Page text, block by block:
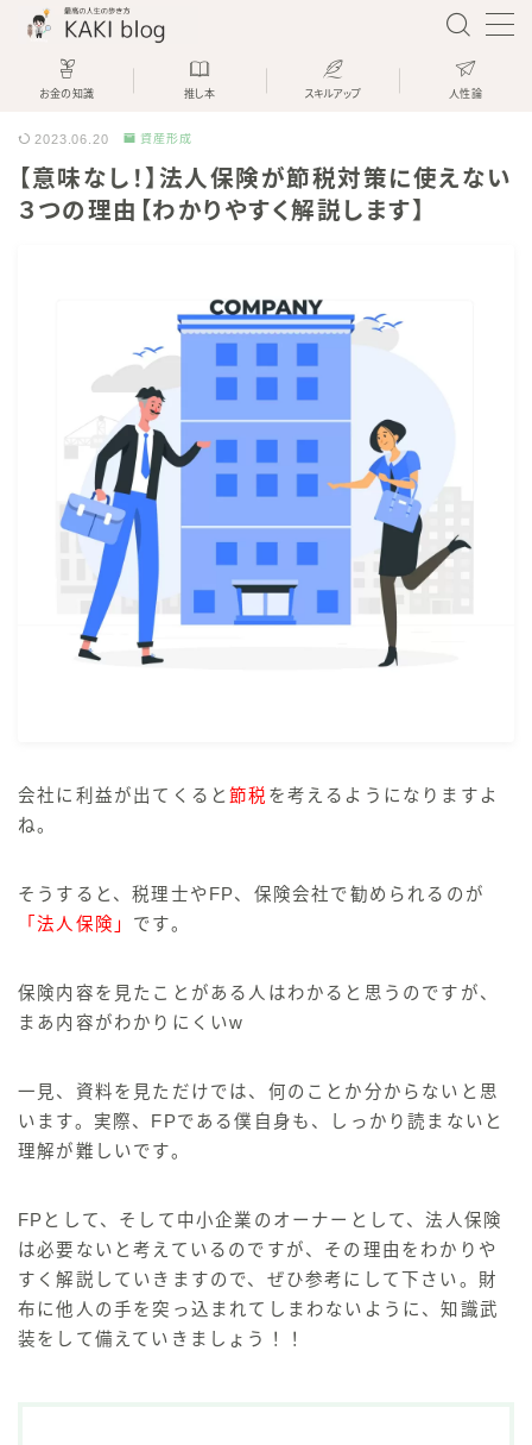
KAKI
資産運用と薬剤師とブログで生きてい
るKAKIです
「資産運用をして楽しく生きる方法」
を分かりやすく解説します
今日が人生で一番若い日です
ぜひ一緒に人生を楽しんでいきましょ
う！
☆←KAKIのプロフィール
資産形成
お金の知識 推し本 スキルアップ 人性論
2023.06.20 資産形成
【意味なし！】法人保険が節税対策に使えない
３つの理由【わかりやすく解説します】
会社に利益が出てくると節税 を考えるようになりますよ
ね。
そうすると、税理士やFP、保険会社で勧められるのが
「法人保険」 です。
保険内容を見たことがある人はわかると思うのですが、
まあ 内容がわかりにくいw
一見、資料を見ただけでは、何のことか分からないと思
います。実際、FPである僕自身も、しっかり読まないと
理解が難しいです。
FPとして、そして中小企業のオーナーとして、法人保険
は必要ないと考えているのですが、その理由をわかりや
すく解説していきますので、ぜひ参考にして下さい。 財
布に他人の手を突っ込まれてしまわないように、知識武
装をして備えていきましょう！！